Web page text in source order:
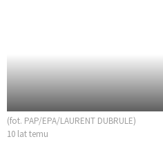
(fot. PAP/EPA/LAURENT DUBRULE)
10 lat temu